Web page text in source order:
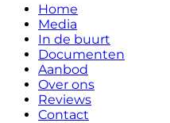
Home
Media
In de buurt
Documenten
Aanbod
Over ons
Reviews
Contact